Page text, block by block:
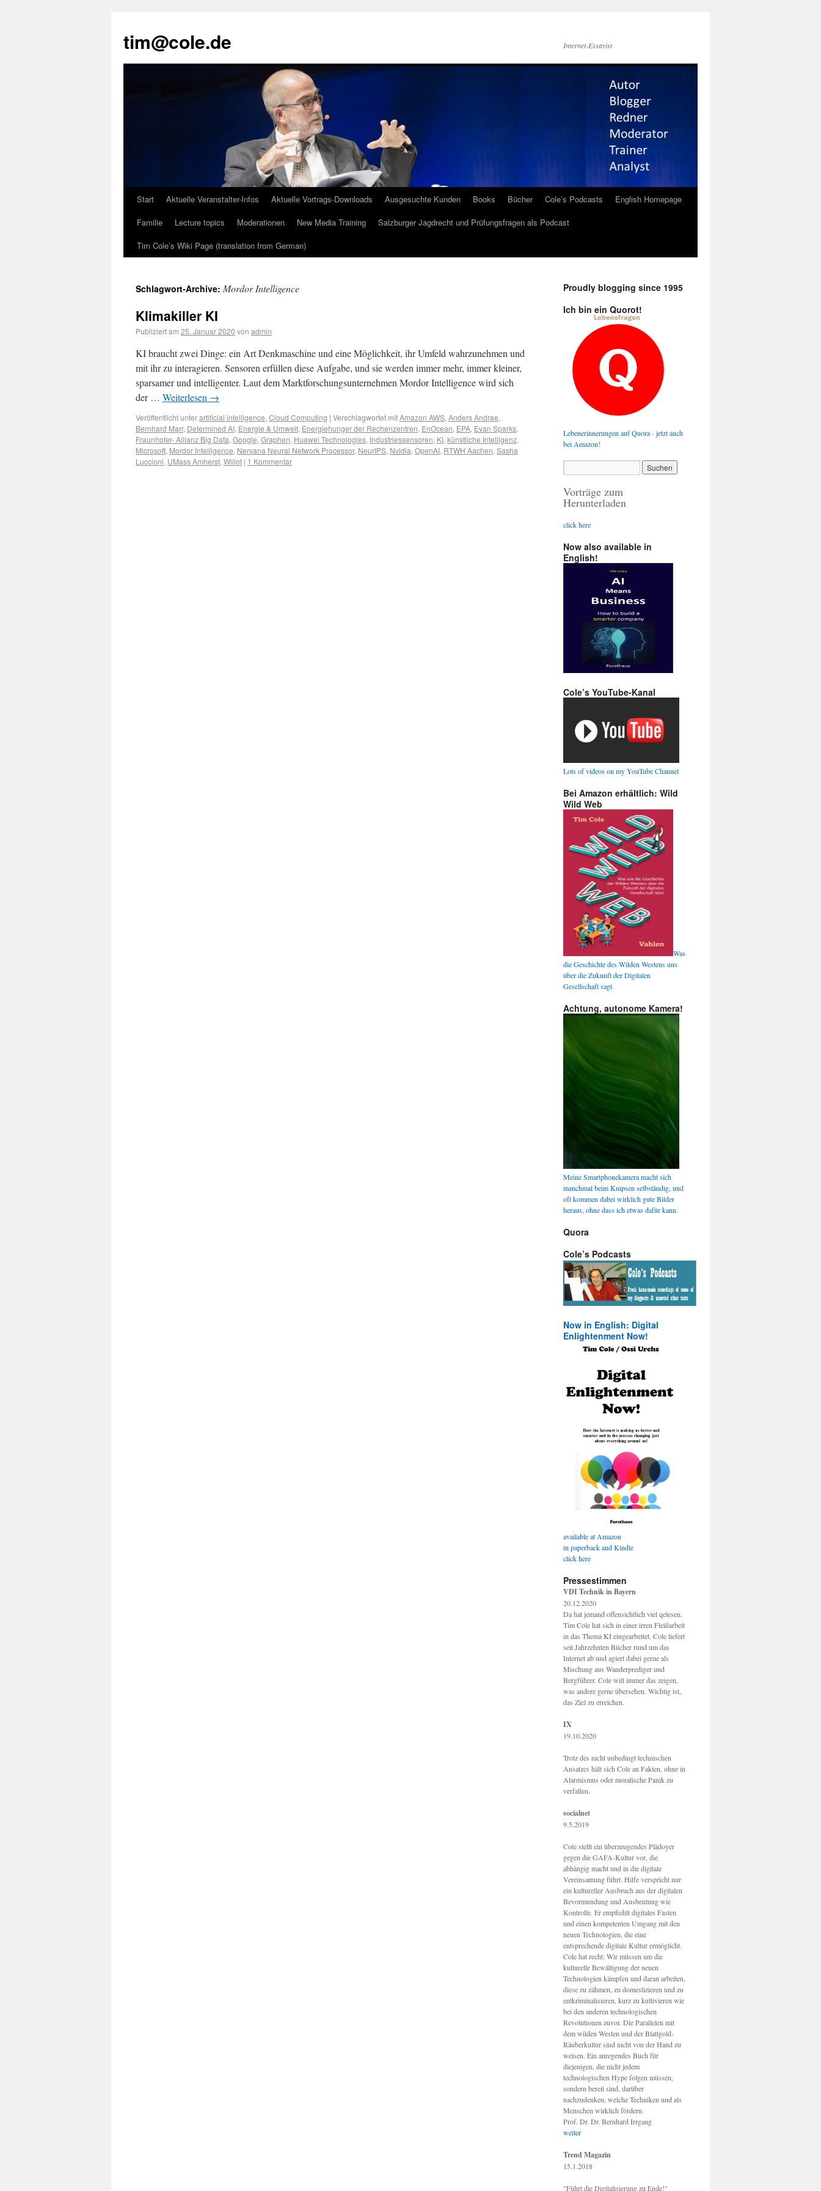
tim@cole.de Internet-Essayist
Start Aktuelle Veranstalter-Infos Aktuelle Vortrags-Downloads Ausgesuchte Kunden Books Bücher Cole’s Podcasts
English Homepage
Familie
Lecture topics Moderationen New Media Training
Salzburger Jagdrecht und Prüfungsfragen als Podcast
Tim Cole’s Wiki Page (translation from German)
Schlagwort-Archive: Mordor Intelligence
Klimakiller KI
Publiziert am 25. Januar 2020 von admin
KI braucht zwei Dinge: ein Art Denkmaschine und eine Möglichkeit, ihr Umfeld wahrzunehmen und
mit ihr zu interagieren. Sensoren erfüllen diese Aufgabe, und sie werden immer mehr, immer kleiner,
sparsamer und intelligenter. Laut dem Marktforschungsunternehmen Mordor Intelligence wird sich
der … Weiterlesen →
Veröffentlicht unterartificial intelligence, Cloud Computing | Verschlagwortet mitAmazon AWS, Anders Andrae,
Bernhard Marr, Determined AI, Energie & Umwelt, Energiehunger der Rechenzentren, EnOcean, EPA, Evan Sparks,
Fraunhofer- Allianz Big Data, Google, Graphen, Huawei Technologies, Industriessensoren, KI, künstliche Intelligenz,
Microsoft, Mordor Intelligence, Nervana Neural Network Processor, NeurIPS, Nvidia, OpenAI, RTWH Aachen, Sasha
Luccioni, UMass Amherst, Wiliot | 1 Kommentar
Proudly blogging since 1995
Ich bin ein Quorot!
Lebenerinnerungen auf Quora - jetzt auch
bei Amazon!
Vorträge zum
Herunterladen
click here
Now also available in
English!
Cole’s YouTube-Kanal
Lots of videos on my YouTube Channel
Bei Amazon erhältlich: Wild
Wild Web
Was
die Geschichte des Wilden Westens uns
über die Zukunft der Digitalen
Gesellschaft sagt
Achtung, autonome Kamera!
Meine Smartphonekamera macht sich
manchmal beim Knipsen selbständig, und
oft kommen dabei wirklich gute Bilder
heraus, ohne dass ich etwas dafür kann.
Quora
Cole’s Podcasts
Now in English: Digital
Enlightenment Now!
available at Amazon
in paperback and Kindle
click here
Pressestimmen
VDI Technik in Bayern
20.12.2020
Da hat jemand offensichtlich viel qelesen.
Tim Cole hat sich in einer irren Fleißarbeit
in das Thema KI eingearbeitet. Cole liefert
seit Jahrzehnten Bücher rund um das
Internet ab und agiert dabei gerne als
Mischung aus Wanderprediger und
Bergführer. Cole will immer das zeigen,
was andere gerne übersehen. Wichtig ist,
das Ziel zu erreichen.
IX
19.10.2020
Trotz des nicht unbedingt technischen
Ansatzes hält sich Cole an Fakten, ohne in
Alarmismus oder moralische Panik zu
verfallen.
socialnet
9.5.2019
Cole stellt ein überzeugendes Plädoyer
gegen die GAFA-Kultur vor, die
abhängig macht und in die digitale
Vereinsamung führt. Hilfe verspricht nur
ein kultureller Ausbruch aus der digitalen
Bevormundung und Ausbeutung wie
Kontrolle. Er empfiehlt digitales Fasten
und einen kompetenten Umgang mit den
neuen Technologien, die eine
entsprechende digitale Kultur ermöglicht.
Cole hat recht: Wir müssen um die
kulturelle Bewältigung der neuen
Technologien kämpfen und daran arbeiten,
diese zu zähmen, zu domestizieren und zu
entkriminalisieren, kurz zu kultivieren wie
bei den anderen technologischen
Revolutionen zuvor. Die Parallelen mit
dem wilden Westen und der Blattgold-
Räuberkultur sind nicht von der Hand zu
weisen. Ein anregendes Buch für
diejenigen, die nicht jedem
technologischen Hype folgen müssen,
sondern bereit sind, darüber
nachzudenken, welche Techniken und als
Menschen wirklich fördern.
Prof. Dr. Dr. Bernhard Irrgang
weiter
Trend Magazin
15.1.2018
"Führt die Digitalisierung zu Ende!"